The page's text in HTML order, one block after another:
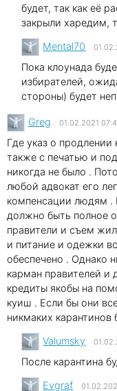
будет, так как её
закрыли харедим,
Mental70
Пока клоунада
избирателей,
стороны) будет
Greg 01.02.2021
Где указ о продлении
также с печатью и
никогда не было .
любой адвокат его
компенсации людям .
должно быть полное
правители и съем
и питание и одежки
обеспечено . Однако
карман правителей и
кредиты якобы на
куиш . Если бы они
никмаких
Valumsky
После карантина
Evgraf